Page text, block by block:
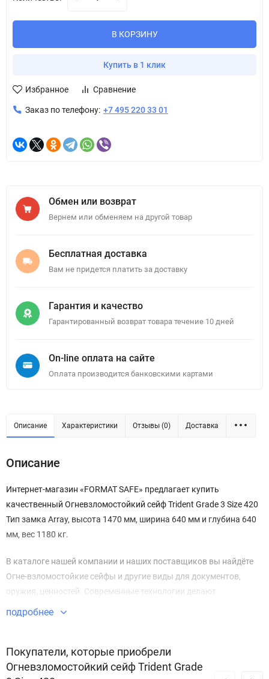
В КОРЗИНУ
Купить в 1 клик
Избранное Сравнение
Заказ по телефону: +7 495 220 33 01
Обмен или возврат
Вернем или обменяем на другой товар
Бесплатная доставка
Вам не придется платить за доставку
Гарантия и качество
Гарантированный возврат товара течение 10 дней
On-line оплата на сайте
Оплата производится банковскими картами
Описание Характеристики Отзывы (0) Доставка
Описание
Интернет-магазин «FORMAT SAFE» предлагает купить
качественный Огневзломостойкий сейф Trident Grade 3 Size 420
Тип замка Array, высота 1470 мм, ширина 640 мм и глубина 640
мм, вес 1180 кг.
В каталоге нашей компании и наших поставщиков вы найдёте
Огне-взломостойкие сейфы и другие виды для документов,
оружия, ценностей. Современные технологии делают
Огневзломостойкий сейф Trident Grade 3 Size 420 безупречным в
Звоните по телефону +7 495 220 33 01
подробнее
Покупатели, которые приобрели
Огневзломостойкий сейф Trident Grade